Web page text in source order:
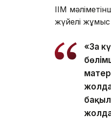
ІІМ
жүйелі
«Заң